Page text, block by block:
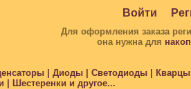
Войти
Для оформления заказа
она нужна для
| Диоды | Светодиоды |
| Шестеренки и другое...